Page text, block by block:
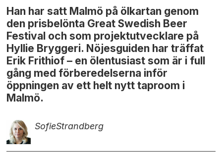
Han har satt Malmö på ölkartan genom
den prisbelönta Great Swedish Beer
Festival och som projektutvecklare på
Hyllie Bryggeri. Nöjesguiden har träffat
Erik Frithiof – en ölentusiast som är i full
gång med förberedelserna inför
öppningen av ett helt nytt taproom i
Malmö.
SofieStrandberg